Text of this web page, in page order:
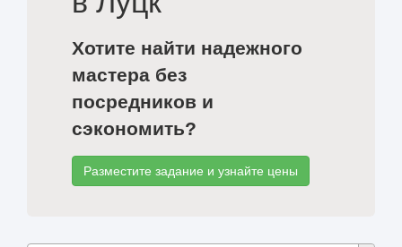
Хотите найти надежного
мастера без
посредников и
сэкономить?
Разместите задание и узнайте цены